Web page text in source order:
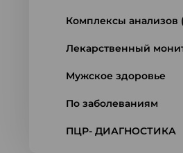
Комплексы анализов
Лекарственный
Мужское здоровье
По заболеваниям
ПЦР- ДИАГНОСТИКА